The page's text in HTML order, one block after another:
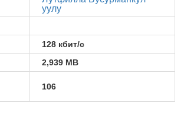
уулу
128 кбит/с
2,939 MB
106